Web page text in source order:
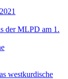
der MLPD am 1.
westkurdische